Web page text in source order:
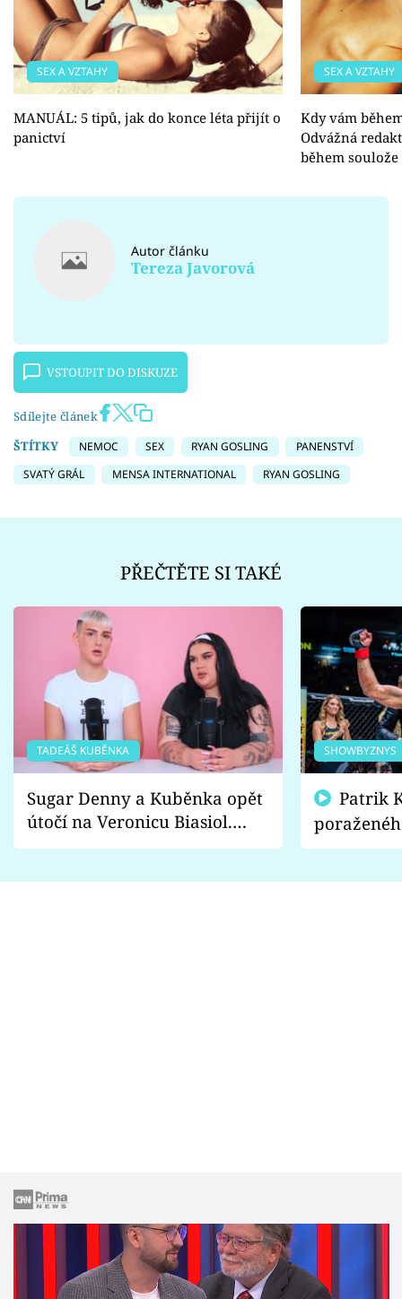
SEX A VZTAHY
MANUÁL: 5 tipů, jak do konce léta přijít o
panictví
SEX A VZTAHY
Kdy vám
Odvážná
během soulože
Autor článku
Tereza Javorová
VSTOUPIT DO DISKUZE
Sdílejte článek
ŠTÍTKY
NEMOC SEX RYAN GOSLING
PANENSTVÍ
SVATÝ GRÁL
MENSA INTERNATIONAL RYAN GOSLING
PŘEČTĚTE SI TAKÉ
TADEÁŠ KUBĚNKA
Sugar Denny a Kuběnka opět
útočí na Veronicu Biasiol.
Proč je podle nich falešná a
SHOWBYZNYS
fanoušci